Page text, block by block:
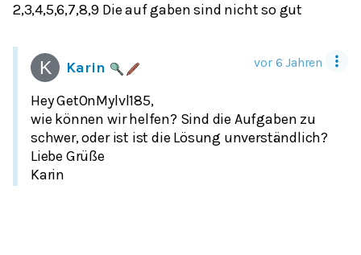
2,3,4,5,6,7,8,9 Die auf gaben sind nicht so gut
Karin vor 6 Jahren
Hey GetOnMylvl185,
wie können wir helfen? Sind die Aufgaben zu
schwer, oder ist ist die Lösung unverständlich?
Liebe Grüße
Karin